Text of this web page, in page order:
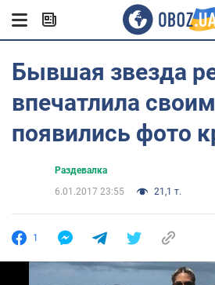
Бывшая звезда
впечатлила
появились фото
Раздевалка
6.01.2017 23:55
21,1 т.
1